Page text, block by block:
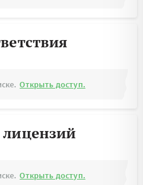
Открыть доступ.
Открыть доступ.